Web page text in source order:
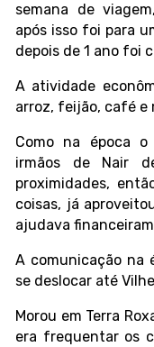
semana de
após isso foi para
depois de 1 ano foi
A atividade
arroz, feijão, café e
Como na época o
irmãos de Nair
proximidades,
coisas, já
ajudava
A comunicação na
se deslocar até
Morou em Terra
era frequentar os